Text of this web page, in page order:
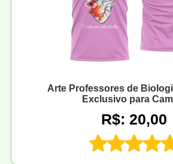
Arte Professores de
Exclusivo para
R$: 20,00